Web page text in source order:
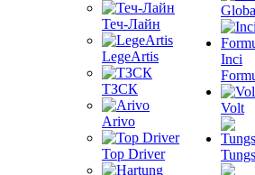
Теч-Лайн
LegeArtis
ТЗСК
Arivo
Top Driver
Inci
Volt